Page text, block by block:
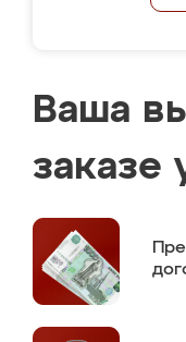
Ваша
заказе